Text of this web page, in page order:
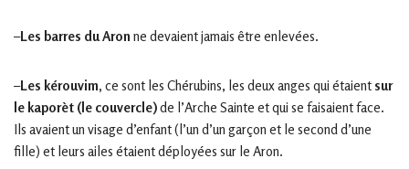
–Les barres du Aron ne devaient jamais être enlevées.
–Les kérouvim, ce sont les Chérubins, les deux anges qui étaient sur
le kaporèt (le couvercle)de l’Arche Sainte et qui se faisaient face.
Ils avaient un visage d’enfant (l’un d’un garçon et le second d’une
fille) et leurs ailes étaient déployées sur le Aron.